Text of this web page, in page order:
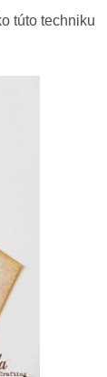
túto techniku